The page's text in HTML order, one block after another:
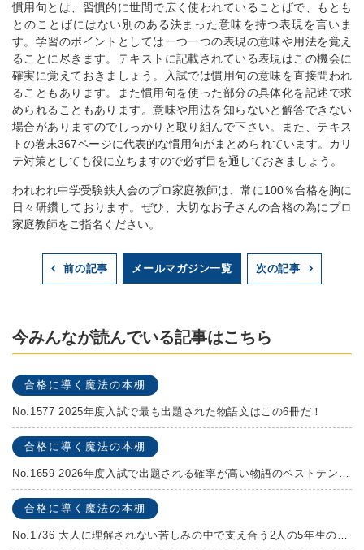
慣用句とは、習慣的に世間で広く使われていることばで、もとも
とのことばにはない別のある決まった意味を持つ表現を言いま
す。学習のポイントとしては一つ一つの表現の意味や用法を覚え
ることに尽きます。テキストに記載されている表現はこの機会に
確実に覚えておきましょう。入試では慣用句の意味を直接問われ
ることもあります。また慣用句を使った部分の具体化を記述で求
められることもあります。意味や用法を知らないと解答できない
場合がありますのでしっかりと取り組んで下さい。また、テキス
トの巻末367ページに代表的な慣用句がまとめられています。カリ
テ対策としても役に立ちますので必ず目を通しておきましょう。
われわれ中学受験鉄人会のプロ家庭教師は、常に100％合格を胸に
日々研鑽しております。ぜひ、大切なお子さんの合格の為にプロ
家庭教師をご指名ください。
前の記事 メールマガジン一覧 次の記事
今みんなが読んでいる記事はこちら
合格に導く魔法の本棚
No.1577 2025年度入試で最も出題された物語文はこの6冊だ！
合格に導く魔法の本棚
合格に導く魔法の本棚